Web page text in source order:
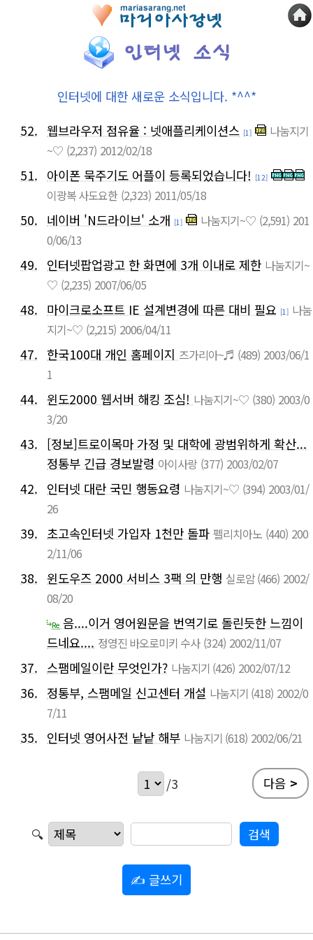
인터넷에 대한 새로운 소식입니다. *^^*
52. 웹브라우저 점유율 : 넷애플리케이션스 [1]
나눔지기
~♡ (2,237) 2012/02/18
51. 아이폰 묵주기도 어플이 등록되었습니다! [12]
이광복 사도요한 (2,323) 2011/05/18
50. 네이버 'N드라이브' 소개 [1] 나눔지기~♡ (2,591) 201
0/06/13
49. 인터넷팝업광고 한 화면에 3개 이내로 제한 나눔지기~
♡ (2,235) 2007/06/05
48. 마이크로소프트 IE 설계변경에 따른 대비 필요 [1] 나눔
지기~♡ (2,215) 2006/04/11
47. 한국100대 개인 홈페이지 즈가리아~♬ (489) 2003/06/1
1
44. 윈도2000 웹서버 해킹 조심! 나눔지기~♡ (380) 2003/0
3/20
43. [정보]트로이목마 가정 및 대학에 광범위하게 확산...
정통부 긴급 경보발령 아이사랑 (377) 2003/02/07
42. 인터넷 대란 국민 행동요령 나눔지기~♡ (394) 2003/01/
26
39. 초고속인터넷 가입자 1천만 돌파 펠리치아노 (440) 200
2/11/06
38. 윈도우즈 2000 서비스 3팩 의 만행 실로암(466) 2002/
08/20
Re 음....이거 영어원문을 번역기로 돌린듯한 느낌이
드네요.... 정영진 바오로미키 수사 (324) 2002/11/07
37. 스팸메일이란 무엇인가? 나눔지기 (426) 2002/07/12
36. 정통부, 스팸메일 신고센터 개설 나눔지기 (418) 2002/0
7/11
35. 인터넷 영어사전 낱낱 해부 나눔지기 (618) 2002/06/21
/3 다음 >
🔍
✍ 글쓰기